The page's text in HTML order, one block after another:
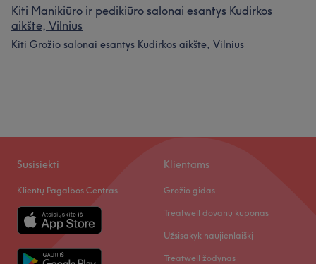
Kiti Manikiūro ir pedikiūro salonai esantys Kudirkos
aikšte, Vilnius
Kiti Grožio salonai esantys Kudirkos aikšte, Vilnius
Susisiekti
Klientų Pagalbos Centras
Klientams
Grožio gidas
Treatwell dovanų kuponas
Užsisakyk naujienlaiškį
Treatwell žodynas